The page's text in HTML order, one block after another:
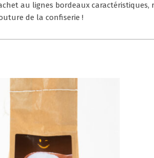
au lignes bordeaux
de la confiserie !